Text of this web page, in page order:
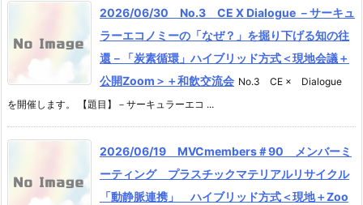
2026/06/30 No.3 CE X Dialogue －サーキュ
ラーエコノミーの「なぜ？」を掘り下げる知の往
還－「炭素循環」ハイブリッド方式＜現地会議＋
公開Zoom＞＋和飲交流会 No.3 CE × Dialogue
を開催します。 【題目】－サーキュラーエコ ...
2026/06/19 MVCmembers＃90 メンバーミ
ーティング プラスチックマテリアルリサイクル
「動静脈連携」 ハイブリッド方式＜現地＋Zoo